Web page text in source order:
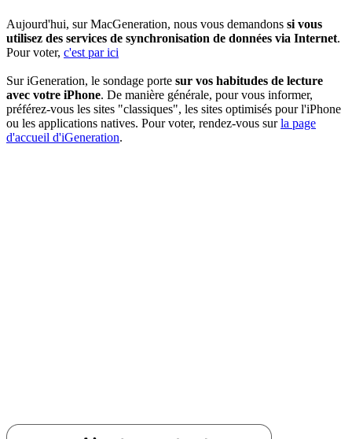
Aujourd'hui, sur MacGeneration, nous vous demandons si vous
utilisez des services de synchronisation de données via Internet.
Pour voter, c'est par ici
Sur iGeneration, le sondage porte sur vos habitudes de lecture
avec votre iPhone. De manière générale, pour vous informer,
préférez-vous les sites "classiques", les sites optimisés pour l'iPhone
ou les applications natives. Pour voter, rendez-vous surla page
d'accueil d'iGeneration.